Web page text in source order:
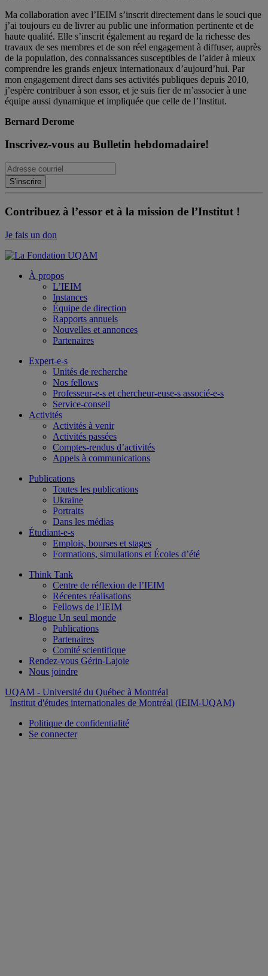
Ma collaboration avec l’IEIM s’inscrit directement dans le souci que
j’ai toujours eu de livrer au public une information pertinente et de
haute qualité. Elle s’inscrit également au regard de la richesse des
travaux de ses membres et de son réel engagement à diffuser, auprès
de la population, des connaissances susceptibles de l’aider à mieux
comprendre les grands enjeux internationaux d’aujourd’hui. Par
mon engagement direct dans ses activités publiques depuis 2010,
j’espère contribuer à son essor, et je suis fier de m’associer à une
équipe aussi dynamique et impliquée que celle de l’Institut.
Bernard Derome
Inscrivez-vous au Bulletin hebdomadaire!
Contribuez à l’essor et à la mission de l’Institut !
Je fais un don
À propos
L’IEIM
Instances
Équipe de direction
Rapports annuels
Nouvelles et annonces
Partenaires
Expert-e-s
Unités de recherche
Nos fellows
Professeur-e-s et chercheur-euse-s associé-e-s
Service-conseil
Activités
Activités à venir
Activités passées
Comptes-rendus d’activités
Appels à communications
Publications
Toutes les publications
Ukraine
Portraits
Dans les médias
Étudiant-e-s
Emplois, bourses et stages
Formations, simulations et Écoles d’été
Think Tank
Centre de réflexion de l’IEIM
Récentes réalisations
Fellows de l’IEIM
Blogue Un seul monde
Publications
Partenaires
Comité scientifique
Rendez-vous Gérin-Lajoie
Nous joindre
UQAM - Université du Québec à Montréal
Institut d'études internationales de Montréal (IEIM-UQAM)
Politique de confidentialité
Se connecter